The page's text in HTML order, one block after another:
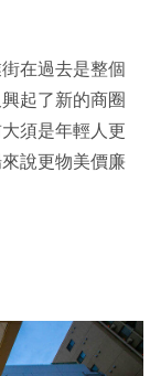
在過去是整個
起了新的商圈
須是年輕人更
說更物美價廉